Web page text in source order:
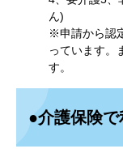
ん)
※申請から認
っています。
す。
●介護保険